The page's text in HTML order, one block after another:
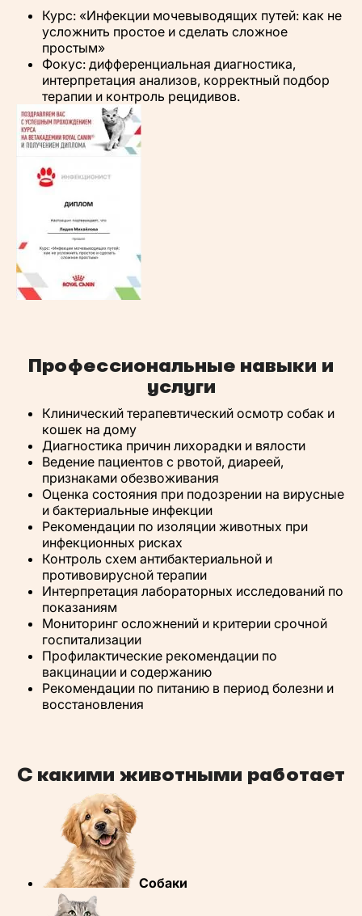
Курс: «Инфекции мочевыводящих путей: как не
усложнить простое и сделать сложное
простым»
Фокус: дифференциальная диагностика,
интерпретация анализов, корректный подбор
терапии и контроль рецидивов.
Профессиональные навыки и
услуги
Клинический терапевтический осмотр собак и
кошек на дому
Диагностика причин лихорадки и вялости
Ведение пациентов с рвотой, диареей,
признаками обезвоживания
Оценка состояния при подозрении на вирусные
и бактериальные инфекции
Рекомендации по изоляции животных при
инфекционных рисках
Контроль схем антибактериальной и
противовирусной терапии
Интерпретация лабораторных исследований по
показаниям
Мониторинг осложнений и критерии срочной
госпитализации
Профилактические рекомендации по
вакцинации и содержанию
Рекомендации по питанию в период болезни и
восстановления
С какими животными работает
Собаки